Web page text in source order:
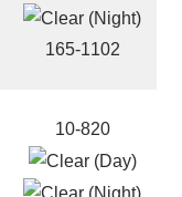
165-1102
10-820